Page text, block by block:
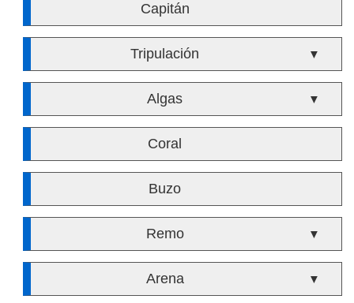
Capitán
Tripulación ▼
Algas ▼
Coral
Buzo
Remo ▼
Arena ▼